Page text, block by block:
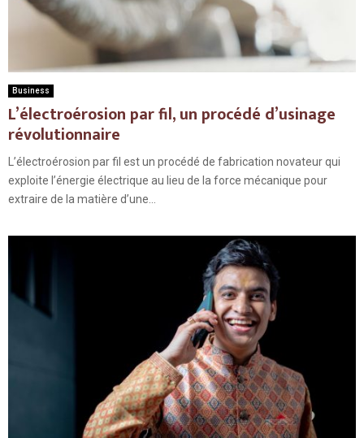
Business
L’électroérosion par fil, un procédé d’usinage
révolutionnaire
L’électroérosion par fil est un procédé de fabrication novateur qui
exploite l’énergie électrique au lieu de la force mécanique pour
extraire de la matière d’une...